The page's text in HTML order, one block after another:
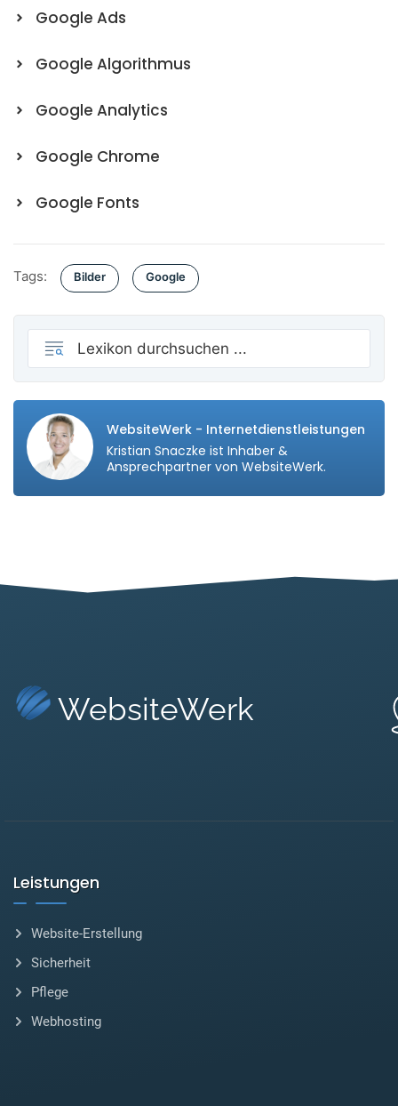
Google Ads
Google Algorithmus
Google Analytics
Google Chrome
Google Fonts
Tags: Bilder Google
WebsiteWerk - Internetdienstleistungen
Kristian Snaczke ist Inhaber &
Ansprechpartner von WebsiteWerk.
WebsiteWerk
Leistungen
Website-Erstellung
Sicherheit
Pflege
Webhosting